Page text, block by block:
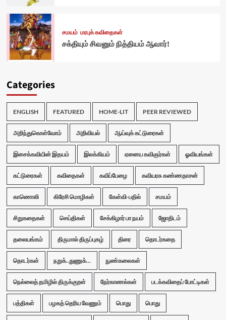
சமயம் மரபுக் கவிதைகள்
சக்தியும் சிவனும் நித்தியம் ஆவார்!
Categories
ENGLISH FEATURED HOME-LIT PEER REVIEWED
அறிந்துகொள்வோம் அறிவியல் ஆய்வுக் கட்டுரைகள்
இசைக்கவியின் இதயம் இலக்கியம் ஏனைய கவிஞர்கள் ஓவியங்கள்
கட்டுரைகள் கவிதைகள் கவிப்பேழை கவியரசு கண்ணதாசன்
காணொலி கிரேசி மொழிகள் கேள்வி-பதில் சமயம்
சிறுகதைகள் செய்திகள் சேக்கிழார் பா நயம் ஜோதிடம்
தலையங்கம் திருமால் திருப்புகழ் திரை தொடர்கதை
தொடர்கள் நறுக்..துணுக்... நுண்கலைகள்
நெல்லைத் தமிழில் திருக்குறள் நேர்காணல்கள் படக்கவிதைப் போட்டிகள்
பத்திகள் பழகத் தெரிய வேணும் பொது பொது